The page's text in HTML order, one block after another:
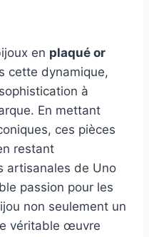
en plaqué or
cette dynamique,
à
En mettant
ces pièces
restant
artisanales de Uno
passion pour les
non seulement un
véritable œuvre